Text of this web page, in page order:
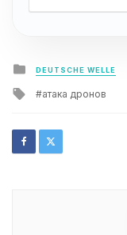
Posted
in
DEUTSCHE WELLE
Tagged
атака дронов